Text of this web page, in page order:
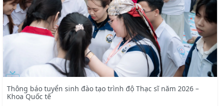
Thông báo tuyển sinh đào tạo trình độ Thạc sĩ năm 2026 –
Khoa Quốc tế